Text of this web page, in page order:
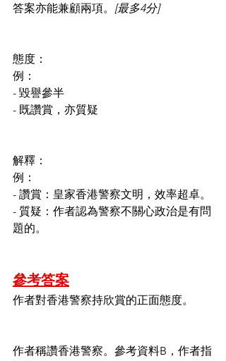
答案亦能兼顧兩項。 [最多4分]
態度：
例：
- 毀譽參半
- 既讚賞，亦質疑
解釋：
例：
- 讚賞：皇家香港警察文明，效率超卓。
- 質疑：作者認為警察不關心政治是有問
題的。
參考答案
作者對香港警察持欣賞的正面態度。
作者稱讚香港警察。參考資料B，作者指